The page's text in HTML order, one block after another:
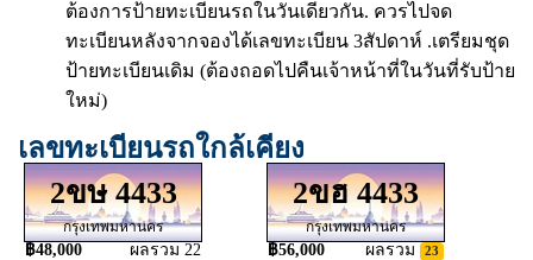
ต้องการป้ายทะเบียนรถในวันเดียวกัน. ควรไปจด
ทะเบียนหลังจากจองได้เลขทะเบียน 3สัปดาห์ .เตรียมชุด
ป้ายทะเบียนเดิม (ต้องถอดไปคืนเจ้าหน้าที่ในวันที่รับป้าย
ใหม่)
เลขทะเบียนรถใกล้เคียง
2ขษ 4433
กรุงเทพมหานคร
฿48,000 ผลรวม 22
2ขฮ 4433
กรุงเทพมหานคร
฿56,000 ผลรวม 23